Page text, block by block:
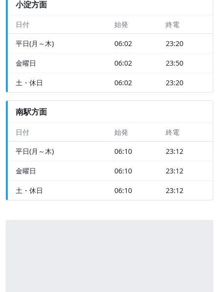
小淀方面
日付 始発 終電
平日(月～木) 06:02 23:20
金曜日 06:02 23:50
土・休日 06:02 23:20
南駅方面
日付 始発 終電
平日(月～木) 06:10 23:12
金曜日 06:10 23:12
土・休日 06:10 23:12